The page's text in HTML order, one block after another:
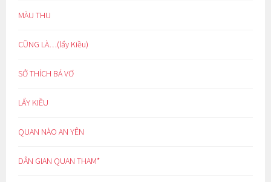
MÀU THU
CŨNG LÀ…(lẩy Kiều)
SỞ THÍCH BÁ VƠ
LẨY KIỀU
QUAN NÀO AN YÊN
DÂN GIAN QUAN THAM*